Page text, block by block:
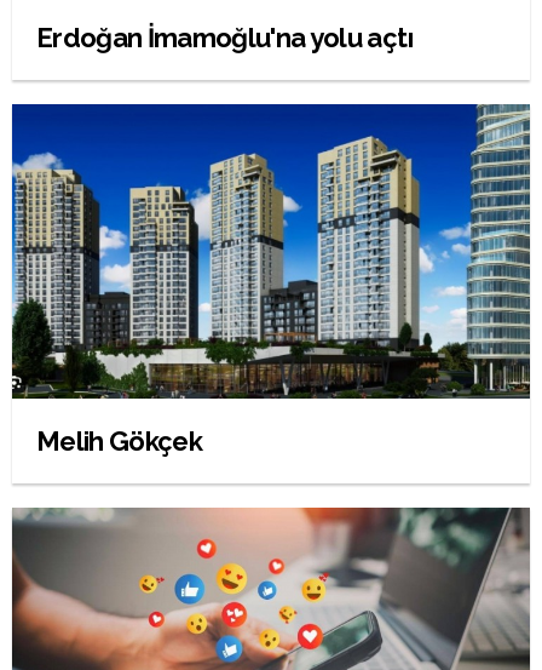
Erdoğan İmamoğlu'na yolu açtı
Melih Gökçek